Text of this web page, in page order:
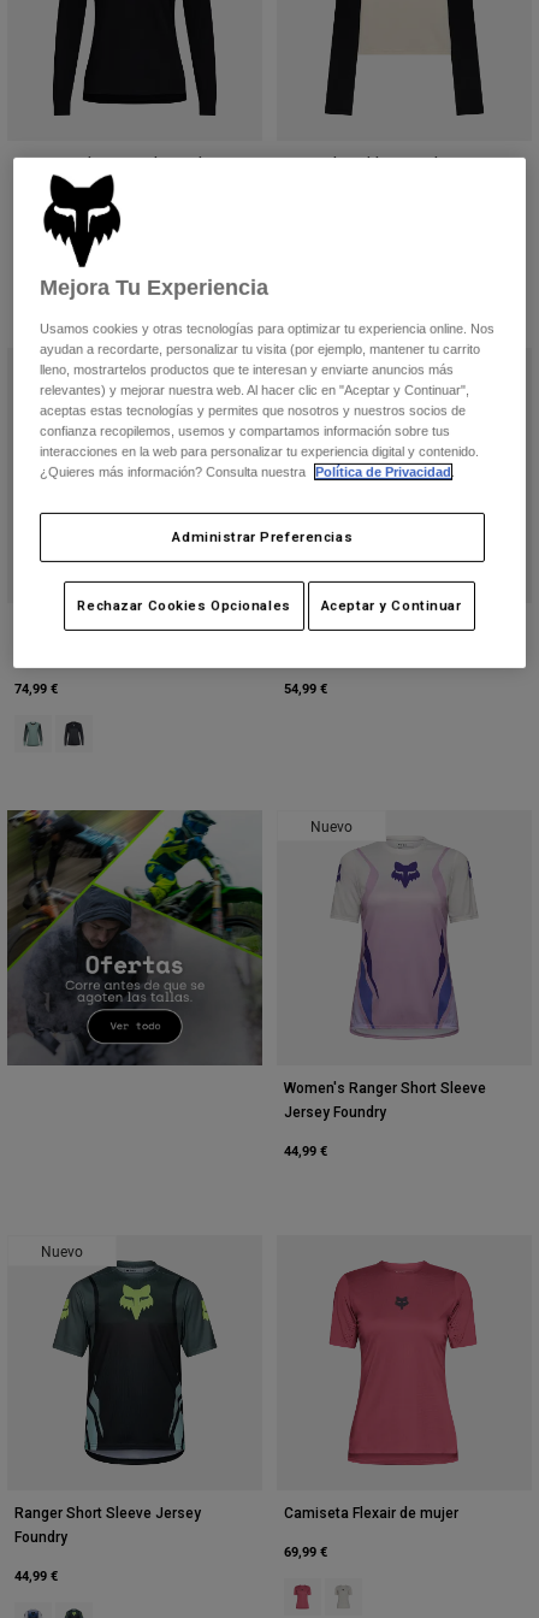
Camiseta de manga larga Flexair
para mujer
79,99 €
Product swatch type of Negro.
Product swatch type of Verde lima.
Women's Coldpress Rib Long
Camiseta técnica de manga larga
74,99 €
Product swatch type of Arctic Blue.
Product swatch type of Negro.
Nuevo
Women's Ranger Long Sleeve
54,99 €
Nuevo
Women's Ranger Short Sleeve
Jersey Foundry
44,99 €
Nuevo
Ranger Short Sleeve Jersey
Foundry
44,99 €
Camiseta Flexair de mujer
69,99 €
Product swatch type of Berry.
Product swatch type of
Mejora Tu Experiencia
Usamos cookies y otras tecnologías para optimizar tu experiencia online. Nos
ayudan a recordarte, personalizar tu visita (por ejemplo, mantener tu carrito
lleno, mostrartelos productos que te interesan y enviarte anuncios más
relevantes) y mejorar nuestra web. Al hacer clic en "Aceptar y Continuar",
aceptas estas tecnologías y permites que nosotros y nuestros socios de
confianza recopilemos, usemos y compartamos información sobre tus
interacciones en la web para personalizar tu experiencia digital y contenido.
¿Quieres más información? Consulta nuestra
Política de Privacidad
Administrar Preferencias
Rechazar Cookies Opcionales Aceptar y Continuar